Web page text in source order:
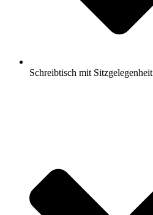
Schreibtisch mit Sitzgelegenheit